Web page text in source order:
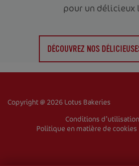
VOTRE ENTREPRISE
PRODUITS
TRADEMARK
pour un délicieux
DÉCOUVREZ NOS
Copyright @ 2026 Lotus Bakeries
Conditions d’utilisation
Politique en matière de cookies